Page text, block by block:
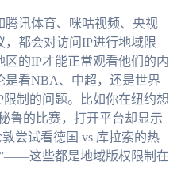
腾讯体育、咪咕视频、央视
都会对访问IP进行地域限
的IP才能正常观看他们的内
是看NBA、中超，还是世界
制的问题。比如你在纽约想
鲁的比赛，打开平台却显示
尝试看德国 vs 库拉索的热
这些都是地域版权限制在